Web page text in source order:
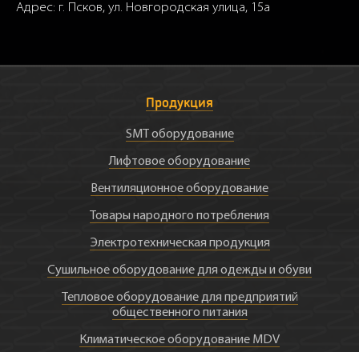
Адрес: г. Псков, ул. Новгородская улица, 15а
Продукция
SMT оборудование
Лифтовое оборудование
Вентиляционное оборудование
Товары народного потребления
Электротехническая продукция
Сушильное оборудование для одежды и обуви
Тепловое оборудование для предприятий
общественного питания
Климатическое оборудование MDV